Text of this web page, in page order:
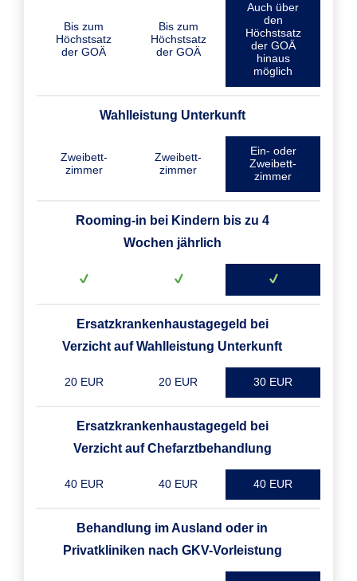
Bis zum
Höchstsatz
der GOÄ
Bis zum
Höchstsatz
der GOÄ
Auch über
den
Höchstsatz
der GOÄ
hinaus
möglich
Wahlleistung Unterkunft
Zweibett­
zimmer
Zweibett­
zimmer
Ein- oder
Zweibett­
zimmer
Rooming-in bei Kindern bis zu 4
Wochen jährlich
Ersatzkrankenhaustagegeld bei
Verzicht auf Wahlleistung Unterkunft
20 EUR 20 EUR 30 EUR
Ersatzkrankenhaustagegeld bei
Verzicht auf Chefarztbehandlung
40 EUR 40 EUR 40 EUR
Behandlung im Ausland oder in
Privatkliniken nach GKV-Vorleistung